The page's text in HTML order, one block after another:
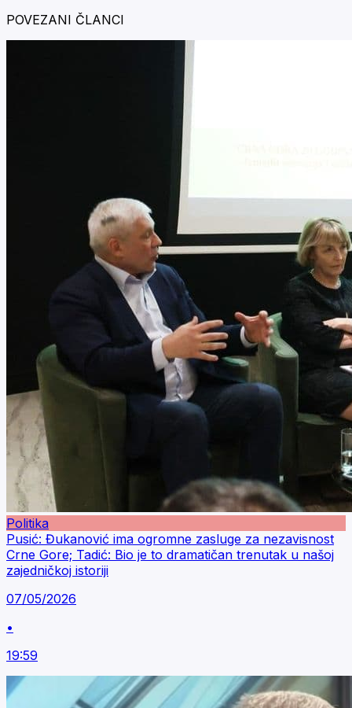
POVEZANI ČLANCI
Politika
Pusić: Đukanović ima ogromne zasluge za nezavisnost
Crne Gore; Tadić: Bio je to dramatičan trenutak u našoj
zajedničkoj istoriji
07/05/2026
•
19:59